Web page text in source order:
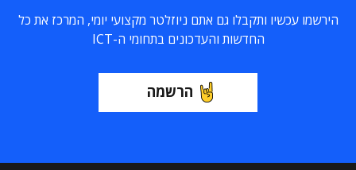
הירשמו עכשיו ותקבלו גם אתם ניוזלטר מקצועי יומי, המרכז את כל
החדשות והעדכונים בתחומי ה-ICT
הרשמה